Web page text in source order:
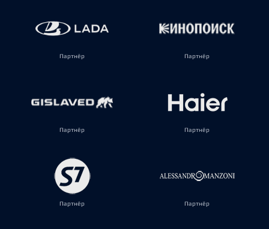
Партнёр Партнёр
Партнёр Партнёр
Партнёр Партнёр